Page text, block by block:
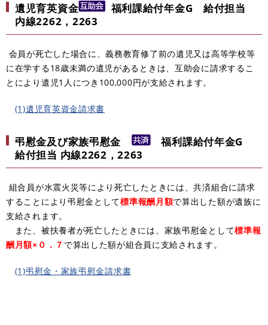
遺児育英資金
福利課給付年金G 給付担当
内線2262，2263
会員が死亡した場合に、義務教育修了前の遺児又は高等学校等
に在学する18歳未満の遺児があるときは、互助会に請求するこ
とにより遺児1人につき100,000円が支給されます。
(1)遺児育英資金請求書
弔慰金及び家族弔慰金
福利課給付年金G
給付担当 内線2262，2263
組合員が水震火災等により死亡したときには、共済組合に請求
することにより弔慰金として標準報酬月額で算出した額が遺族に
支給されます。
また、被扶養者が死亡したときには、家族弔慰金として標準報
酬月額×０．７ で算出した額が組合員に支給されます。
(1)弔慰金・家族弔慰金請求書